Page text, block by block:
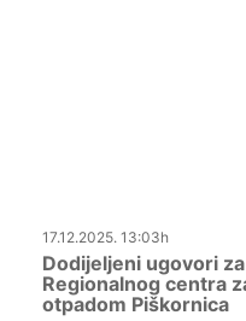
17.12.2025. 13:03h
Dodijeljeni ugovori
Regionalnog centra
otpadom Piškornica